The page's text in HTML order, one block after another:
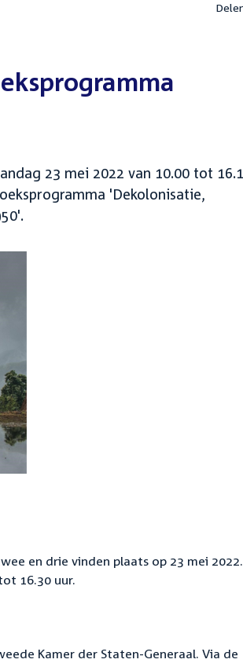
23 mei 2022 van 10.00 tot
'Dekolonisatie,
en drie vinden plaats op 23 mei
16.30 uur.
Kamer der Staten-Generaal. Via de